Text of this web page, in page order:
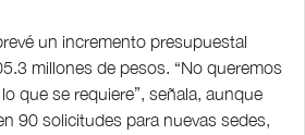
un incremento presupuestal
millones de pesos. “No queremos
que se requiere”, señala, aunque
90 solicitudes para nuevas sedes,